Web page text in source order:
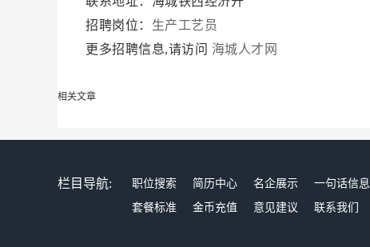
招聘岗位： 生产工艺员
更多招聘信息,请访问 海城人才网
相关文章
栏目导航: 职位搜索 简历中心 名企展示 一句话信息
套餐标准
金币充值 意见建议 联系我们